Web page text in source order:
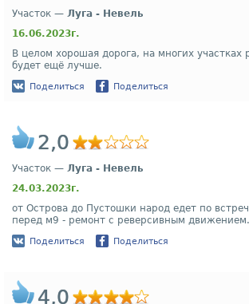
Участок — Луга - Невель
16.06.2023г.
В целом хорошая дорога, на многих участках
будет ещё лучше.
Поделиться Поделиться
2,0
Участок — Луга - Невель
24.03.2023г.
от Острова до Пустошки народ едет по
перед м9 - ремонт с реверсивным движением.
Поделиться Поделиться
4,0